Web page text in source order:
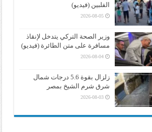
الفلبين (فيديو)
2026-08-05
وزير الصحة التركي يتدخل لإنقاذ
مسافرة على متن الطائرة (فيديو)
2026-08-04
زلزال بقوة 5.6 درجات شمال
شرق شرم الشيخ بمصر
2026-08-03